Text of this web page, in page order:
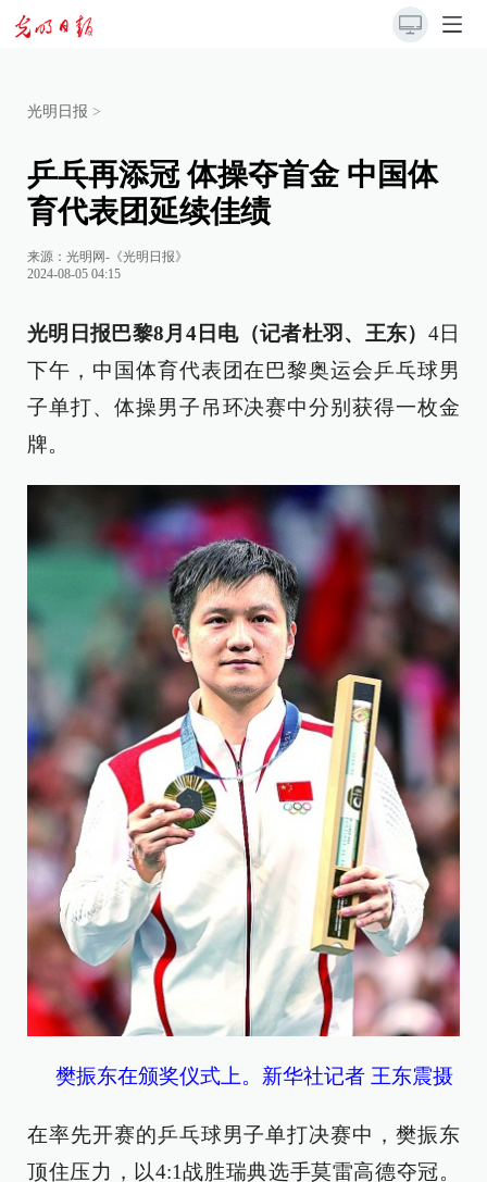
光明日报 >
乒乓再添冠 体操夺首金 中国体
育代表团延续佳绩
来源： 光明网-《光明日报》
2024-08-05 04:15
光明日报巴黎8月4日电（记者杜羽、王东） 4日
下午，中国体育代表团在巴黎奥运会乒乓球男
子单打、体操男子吊环决赛中分别获得一枚金
牌。
樊振东在颁奖仪式上。新华社记者 王东震摄
在率先开赛的乒乓球男子单打决赛中，樊振东
顶住压力，以4:1战胜瑞典选手莫雷高德夺冠。